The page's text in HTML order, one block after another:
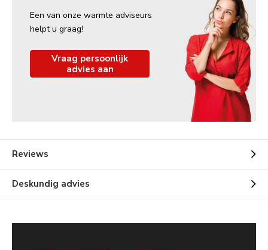
Een van onze warmte adviseurs
helpt u graag!
Vraag persoonlijk
advies aan
Reviews
Deskundig advies